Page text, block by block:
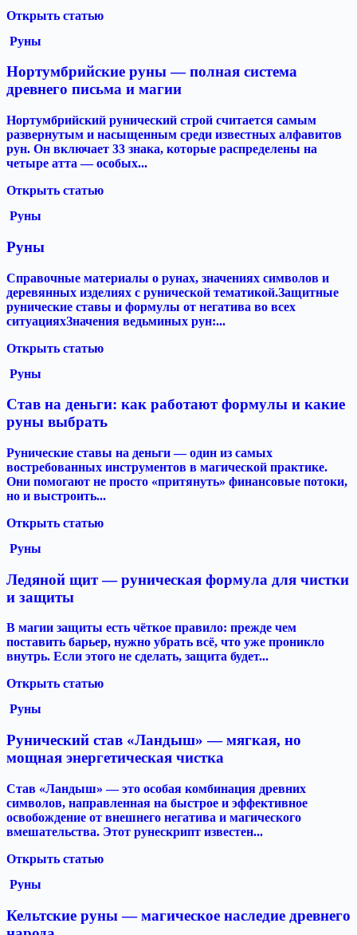
Открыть статью
Руны
Нортумбрийские руны — полная система
древнего письма и магии
Нортумбрийский рунический строй считается самым
развернутым и насыщенным среди известных алфавитов
рун. Он включает 33 знака, которые распределены на
четыре атта — особых...
Открыть статью
Руны
Руны
Справочные материалы о рунах, значениях символов и
деревянных изделиях с рунической тематикой.Защитные
рунические ставы и формулы от негатива во всех
ситуацияхЗначения ведьминых рун:...
Открыть статью
Руны
Став на деньги: как работают формулы и какие
руны выбрать
Рунические ставы на деньги — один из самых
востребованных инструментов в магической практике.
Они помогают не просто «притянуть» финансовые потоки,
но и выстроить...
Открыть статью
Руны
Ледяной щит — руническая формула для чистки
и защиты
В магии защиты есть чёткое правило: прежде чем
поставить барьер, нужно убрать всё, что уже проникло
внутрь. Если этого не сделать, защита будет...
Открыть статью
Руны
Рунический став «Ландыш» — мягкая, но
мощная энергетическая чистка
Став «Ландыш» — это особая комбинация древних
символов, направленная на быстрое и эффективное
освобождение от внешнего негатива и магического
вмешательства. Этот рунескрипт известен...
Открыть статью
Руны
Кельтские руны — магическое наследие древнего